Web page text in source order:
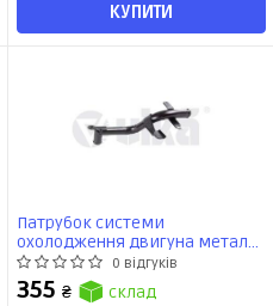
КУПИТИ
Патрубок системи
охолодження двигуна метал
Audi A4/VW Passat/Seat Exeo 1.8
(01-10) (11031836701) VIKA
0 відгуків
355 ₴ склад